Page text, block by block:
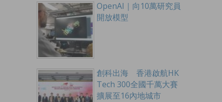
OpenAI｜向10萬研究員
開放模型
創科出海 香港啟航HK
Tech 300全國千萬大賽
擴展至16內地城市